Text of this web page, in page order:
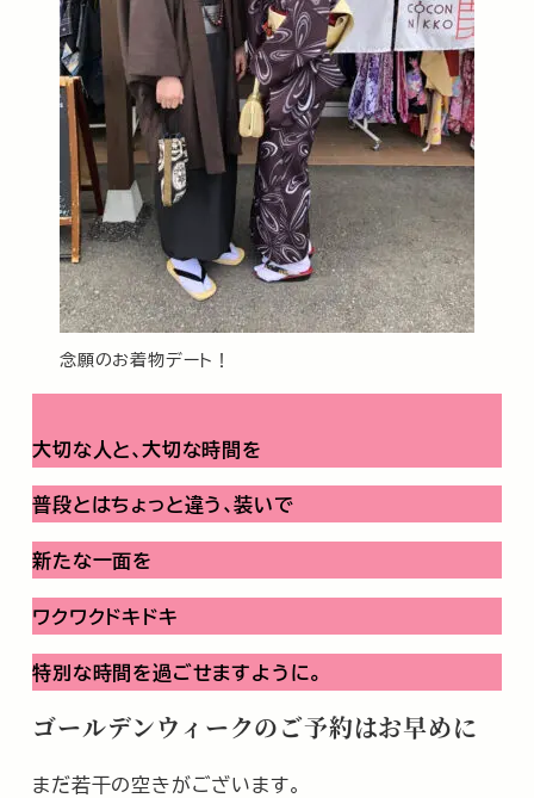
念願のお着物デート！
大切な人と､大切な時間を
普段とはちょっと違う､装いで
新たな一面を
ワクワクドキドキ
特別な時間を過ごせますように。
ゴールデンウィークのご予約はお早めに
まだ若干の空きがございます。